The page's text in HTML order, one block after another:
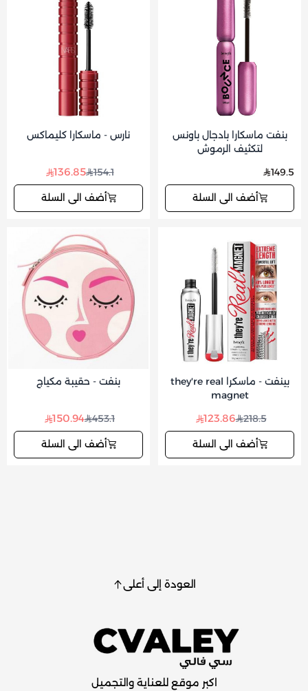
بنفت ماسكارا بادجال باونس
لتكثيف الرموش
149.5
أضف الى السلة
نارس - ماسكارا كليماكس
154.1
136.85
أضف الى السلة
بينفت - ماسكرا they're real
magnet
218.5
123.86
أضف الى السلة
بنفت - حقيبة مكياج
453.1
150.94
أضف الى السلة
العودة إلى أعلى
اكبر موقع للعناية والتجميل